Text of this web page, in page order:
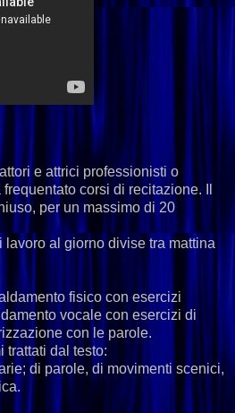
e attrici professionisti o
corsi di recitazione. Il
per un massimo di 20
al giorno divise tra mattina
fisico con esercizi
vocale con esercizi di
con le parole.
trattati dal testo:
di parole, di movimenti scenici,